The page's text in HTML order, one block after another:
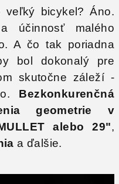
veľký bicykel? Áno.
účinnosť malého
A čo tak poriadna
bol dokonalý pre
skutočne záleží -
Bezkonkurenčná
geometrie
v
alebo 29",
a ďalšie.